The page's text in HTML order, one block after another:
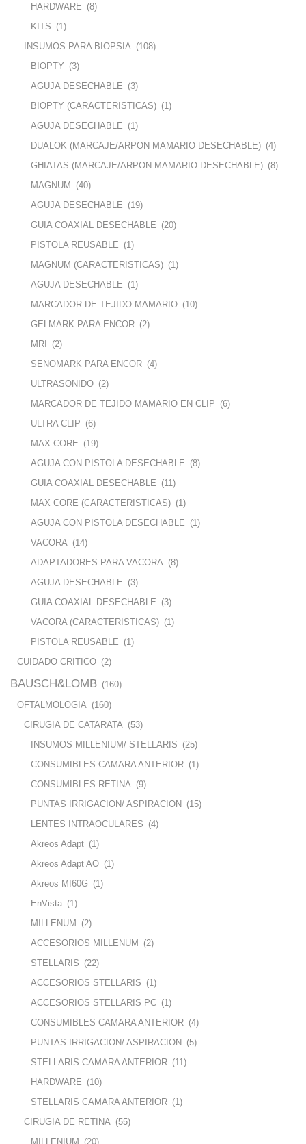
HARDWARE (8)
KITS (1)
INSUMOS PARA BIOPSIA (108)
BIOPTY (3)
AGUJA DESECHABLE (3)
BIOPTY (CARACTERISTICAS) (1)
AGUJA DESECHABLE (1)
DUALOK (MARCAJE/ARPON MAMARIO DESECHABLE) (4)
GHIATAS (MARCAJE/ARPON MAMARIO DESECHABLE) (8)
MAGNUM
(40)
AGUJA DESECHABLE (19)
GUIA COAXIAL DESECHABLE (20)
PISTOLA REUSABLE (1)
MAGNUM (CARACTERISTICAS) (1)
AGUJA DESECHABLE (1)
MARCADOR DE TEJIDO MAMARIO (10)
GELMARK PARA ENCOR (2)
MRI
(2)
SENOMARK PARA ENCOR (4)
ULTRASONIDO (2)
MARCADOR DE TEJIDO MAMARIO EN CLIP (6)
ULTRA CLIP (6)
MAX CORE (19)
AGUJA CON PISTOLA DESECHABLE (8)
GUIA COAXIAL DESECHABLE (11)
MAX CORE (CARACTERISTICAS) (1)
AGUJA CON PISTOLA DESECHABLE (1)
VACORA (14)
ADAPTADORES PARA VACORA (8)
AGUJA DESECHABLE (3)
GUIA COAXIAL DESECHABLE (3)
VACORA (CARACTERISTICAS) (1)
PISTOLA REUSABLE (1)
CUIDADO CRITICO (2)
BAUSCH&LOMB (160)
OFTALMOLOGIA (160)
CIRUGIA DE CATARATA (53)
INSUMOS MILLENIUM/ STELLARIS (25)
CONSUMIBLES CAMARA ANTERIOR (1)
CONSUMIBLES RETINA (9)
PUNTAS IRRIGACION/ ASPIRACION
(15)
LENTES INTRAOCULARES (4)
Akreos Adapt (1)
Akreos Adapt AO (1)
Akreos MI60G (1)
EnVista (1)
MILLENUM
(2)
ACCESORIOS MILLENUM
(2)
STELLARIS (22)
ACCESORIOS STELLARIS (1)
ACCESORIOS STELLARIS PC (1)
CONSUMIBLES CAMARA ANTERIOR (4)
PUNTAS IRRIGACION/ ASPIRACION
(5)
STELLARIS CAMARA ANTERIOR (11)
HARDWARE (10)
STELLARIS CAMARA ANTERIOR (1)
CIRUGIA DE RETINA (55)
MILLENIUM
(20)